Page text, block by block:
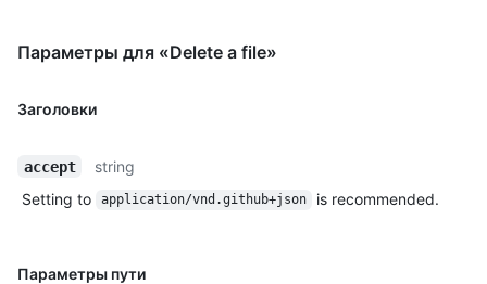
Параметры для «Delete a file»
Заголовки
accept
string
Setting to
application/vnd.github+json is recommended.
Параметры пути